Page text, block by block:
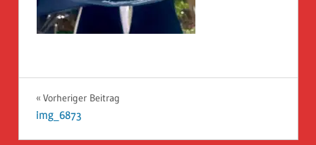
Beitragsnavigation
Vorheriger Beitrag
img_6873